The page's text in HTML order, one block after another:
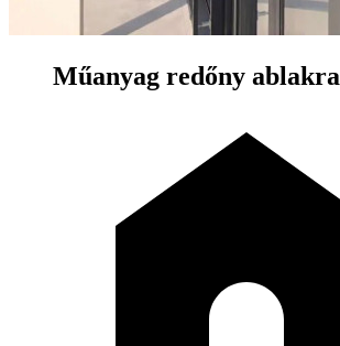
Műanyag redőny ablakra